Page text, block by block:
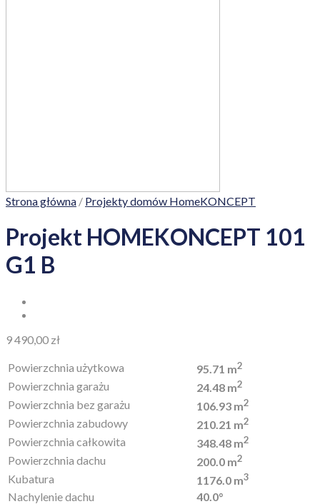
Strona główna / Projekty domów HomeKONCEPT
Projekt HOMEKONCEPT 101
G1 B
9 490,00 zł
Powierzchnia użytkowa 95.71 m2
Powierzchnia garażu 24.48 m2
Powierzchnia bez garażu 106.93 m2
Powierzchnia zabudowy 210.21 m2
Powierzchnia całkowita 348.48 m2
Powierzchnia dachu 200.0 m2
Kubatura 1176.0 m3
Nachylenie dachu
40.0°